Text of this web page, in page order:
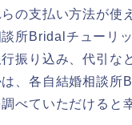
の支払い方法が使
所Bridalチューリ
振り込み、代引な
、各自結婚相談所
べていただけると